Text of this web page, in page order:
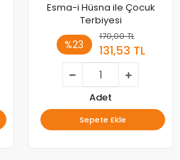
Esma-i Hüsna ile Çocuk
Terbiyesi
%23
170,00 TL
131,53 TL
Adet
Sepete Ekle